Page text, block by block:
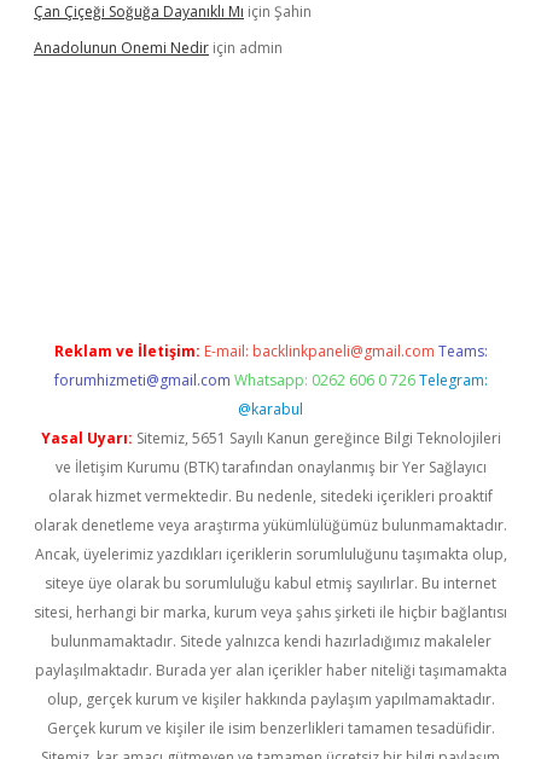
Çan Çiçeği Soğuğa Dayanıklı Mı için Şahin
Anadolunun Onemi Nedir için admin
Reklam ve İletişim: E-mail: backlinkpaneli@gmail.com Teams:
forumhizmeti@gmail.com Whatsapp: 0262 606 0 726 Telegram:
@karabul
Yasal Uyarı: Sitemiz, 5651 Sayılı Kanun gereğince Bilgi Teknolojileri
ve İletişim Kurumu (BTK) tarafından onaylanmış bir Yer Sağlayıcı
olarak hizmet vermektedir. Bu nedenle, sitedeki içerikleri proaktif
olarak denetleme veya araştırma yükümlülüğümüz bulunmamaktadır.
Ancak, üyelerimiz yazdıkları içeriklerin sorumluluğunu taşımakta olup,
siteye üye olarak bu sorumluluğu kabul etmiş sayılırlar. Bu internet
sitesi, herhangi bir marka, kurum veya şahıs şirketi ile hiçbir bağlantısı
bulunmamaktadır. Sitede yalnızca kendi hazırladığımız makaleler
paylaşılmaktadır. Burada yer alan içerikler haber niteliği taşımamakta
olup, gerçek kurum ve kişiler hakkında paylaşım yapılmamaktadır.
Gerçek kurum ve kişiler ile isim benzerlikleri tamamen tesadüfidir.